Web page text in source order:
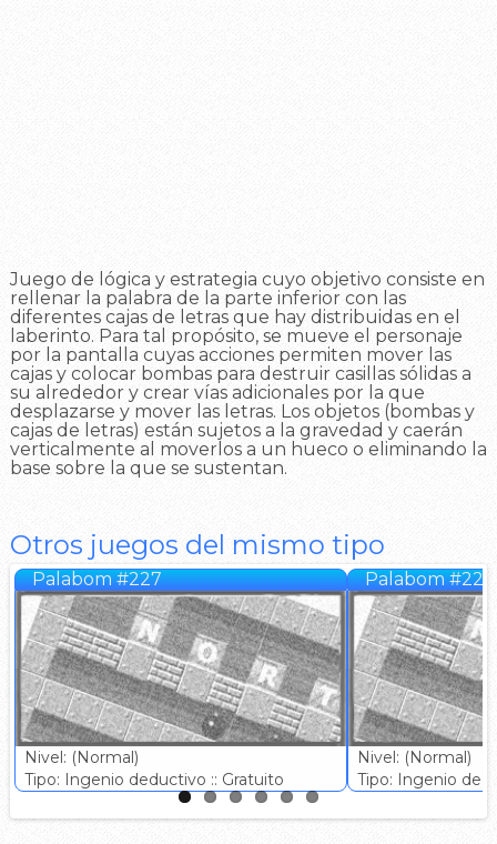
Juego de lógica y estrategia cuyo objetivo consiste en
rellenar la palabra de la parte inferior con las
diferentes cajas de letras que hay distribuidas en el
laberinto. Para tal propósito, se mueve el personaje
por la pantalla cuyas acciones permiten mover las
cajas y colocar bombas para destruir casillas sólidas a
su alrededor y crear vías adicionales por la que
desplazarse y mover las letras. Los objetos (bombas y
cajas de letras) están sujetos a la gravedad y caerán
verticalmente al moverlos a un hueco o eliminando la
base sobre la que se sustentan.
Otros juegos del mismo tipo
Palabom #227
Nivel: (Normal)
Tipo: Ingenio deductivo :: Gratuito
Palabom #228
Nivel: (Normal)
Tipo: Ingenio